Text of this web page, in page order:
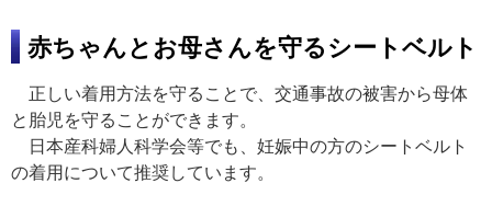
赤ちゃんとお母さんを守るシートベルト
正しい着用方法を守ることで、交通事故の被害から母体
と胎児を守ることができます。
日本産科婦人科学会等でも、妊娠中の方のシートベルト
の着用について推奨しています。